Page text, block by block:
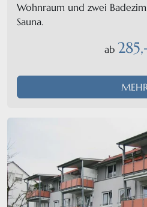
Wohnraum und zwei
Sauna.
ab